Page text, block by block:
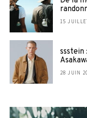
15
ssstein
28 JUIN